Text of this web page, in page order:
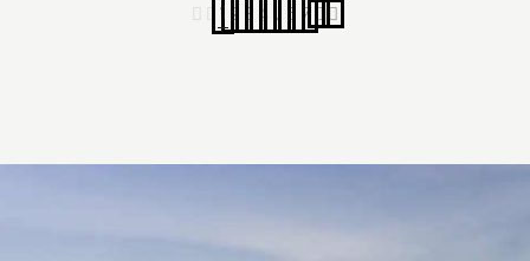
1 2 3 4 ... 6 7